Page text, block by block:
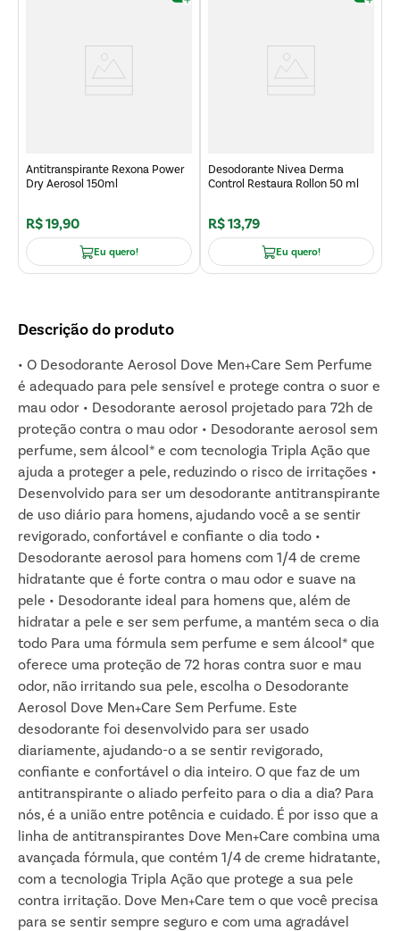
Antitranspirante Rexona Power
Dry Aerosol 150ml
R$19,90
Eu quero!
Desodorante Nivea Derma
Control Restaura Rollon 50 ml
R$13,79
Eu quero!
Descrição do produto
• O Desodorante Aerosol Dove Men+Care Sem Perfume
é adequado para pele sensível e protege contra o suor e
mau odor • Desodorante aerosol projetado para 72h de
proteção contra o mau odor • Desodorante aerosol sem
perfume, sem álcool* e com tecnologia Tripla Ação que
ajuda a proteger a pele, reduzindo o risco de irritações •
Desenvolvido para ser um desodorante antitranspirante
de uso diário para homens, ajudando você a se sentir
revigorado, confortável e confiante o dia todo •
Desodorante aerosol para homens com 1/4 de creme
hidratante que é forte contra o mau odor e suave na
pele • Desodorante ideal para homens que, além de
hidratar a pele e ser sem perfume, a mantém seca o dia
todo Para uma fórmula sem perfume e sem álcool* que
oferece uma proteção de 72 horas contra suor e mau
odor, não irritando sua pele, escolha o Desodorante
Aerosol Dove Men+Care Sem Perfume. Este
desodorante foi desenvolvido para ser usado
diariamente, ajudando-o a se sentir revigorado,
confiante e confortável o dia inteiro. O que faz de um
antitranspirante o aliado perfeito para o dia a dia? Para
nós, é a união entre potência e cuidado. É por isso que a
linha de antitranspirantes Dove Men+Care combina uma
avançada fórmula, que contém 1/4 de creme hidratante,
com a tecnologia Tripla Ação que protege a sua pele
contra irritação. Dove Men+Care tem o que você precisa
para se sentir sempre seguro e com uma agradável